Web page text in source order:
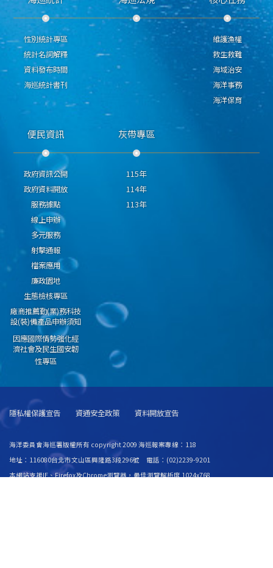
性別統計專區
統計名詞解釋
資料發布時間
海巡統計書刊
維護漁權
救生救難
海域治安
海洋事務
海洋保育
便民資訊
政府資訊公開
政府資料開放
服務據點
線上申辦
多元服務
射擊通報
檔案應用
廉政園地
生態檢核專區
廠商推薦勤(業)務科技
設(裝)備產品申辦須知
因應國際情勢強化經
濟社會及民生國安韌
性專區
灰帶專區
115年
114年
113年
隱私權保護宣告 資通安全政策 資料開放宣告
海洋委員會海巡署版權所有 copyright 2009 海巡報案專線：118
地址：116080台北市文山區興隆路3段296號 電話：(02)2239-9201
本網站支援IE、Firefox及Chrome瀏覽器，最佳瀏覽解析度 1024x768